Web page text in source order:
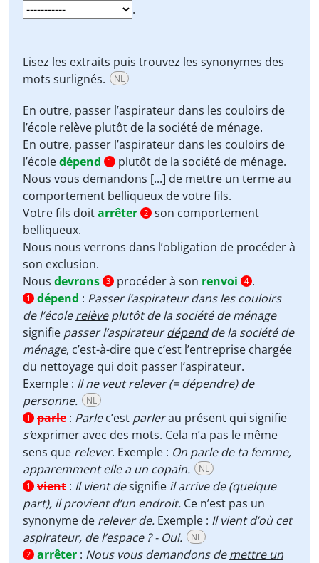
.
Lisez les extraits puis trouvez les synonymes des
mots surlignés.
NL
En outre, passer l’aspirateur dans les couloirs de
l’école relève plutôt de la société de ménage.
En outre, passer l’aspirateur dans les couloirs de
l’écoledépend 1
plutôt de la société de ménage.
Nous vous demandons [...] de mettre un termeau
comportement belliqueux de votre fils.
Votre fils doitarrêter 2 son comportement
belliqueux.
Nous nous verrons dans l’obligation de procéder à
son exclusion.
Nous devrons 3 procéder à son renvoi 4 .
1 dépend : Passer l’aspirateur dans les couloirs
de l’écolerelèveplutôt de la société de ménage
signifie passer l’aspirateurdépendde la société de
ménage, c’est-à-dire que c’est l’entreprise chargée
du nettoyage qui doit passer l’aspirateur.
Exemple : Il ne veut relever (= dépendre) de
personne.
NL
1 parle : Parlec’est parlerau présent qui signifie
s’exprimer avec des mots. Cela n’a pas le même
sens que relever. Exemple : On parle de ta femme,
apparemment elle a un copain.
NL
1 vient : Il vient designifie ilarrive de (quelque
part), il provient d’un endroit. Ce n’est pas un
synonyme de relever de. Exemple : Il vient d’où cet
aspirateur, de l’espace ? - Oui.
NL
2 arrêter : Nous vous demandons demettre un